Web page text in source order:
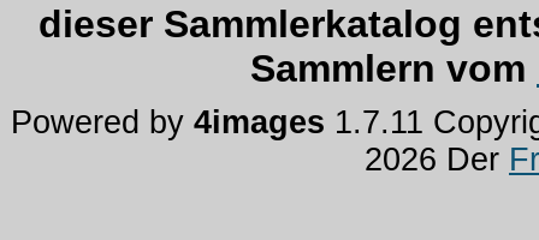
dieser Sammlerkatalog
Sammlern vom
Powered by 4images 1.7.11
2026 Der